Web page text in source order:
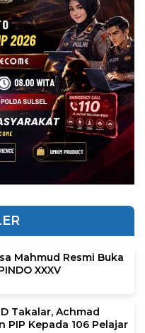
Mahmud Resmi Buka
XXXV
Takalar, Achmad
PIP Kepada 106 Pelajar